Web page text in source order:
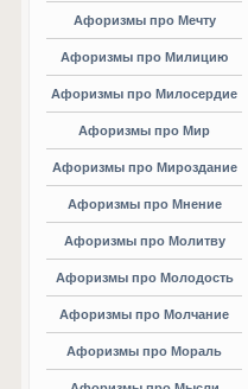
Афоризмы про Мечту
Афоризмы про Милицию
Афоризмы про Милосердие
Афоризмы про Мир
Афоризмы про Мироздание
Афоризмы про Мнение
Афоризмы про Молитву
Афоризмы про Молодость
Афоризмы про Молчание
Афоризмы про Мораль